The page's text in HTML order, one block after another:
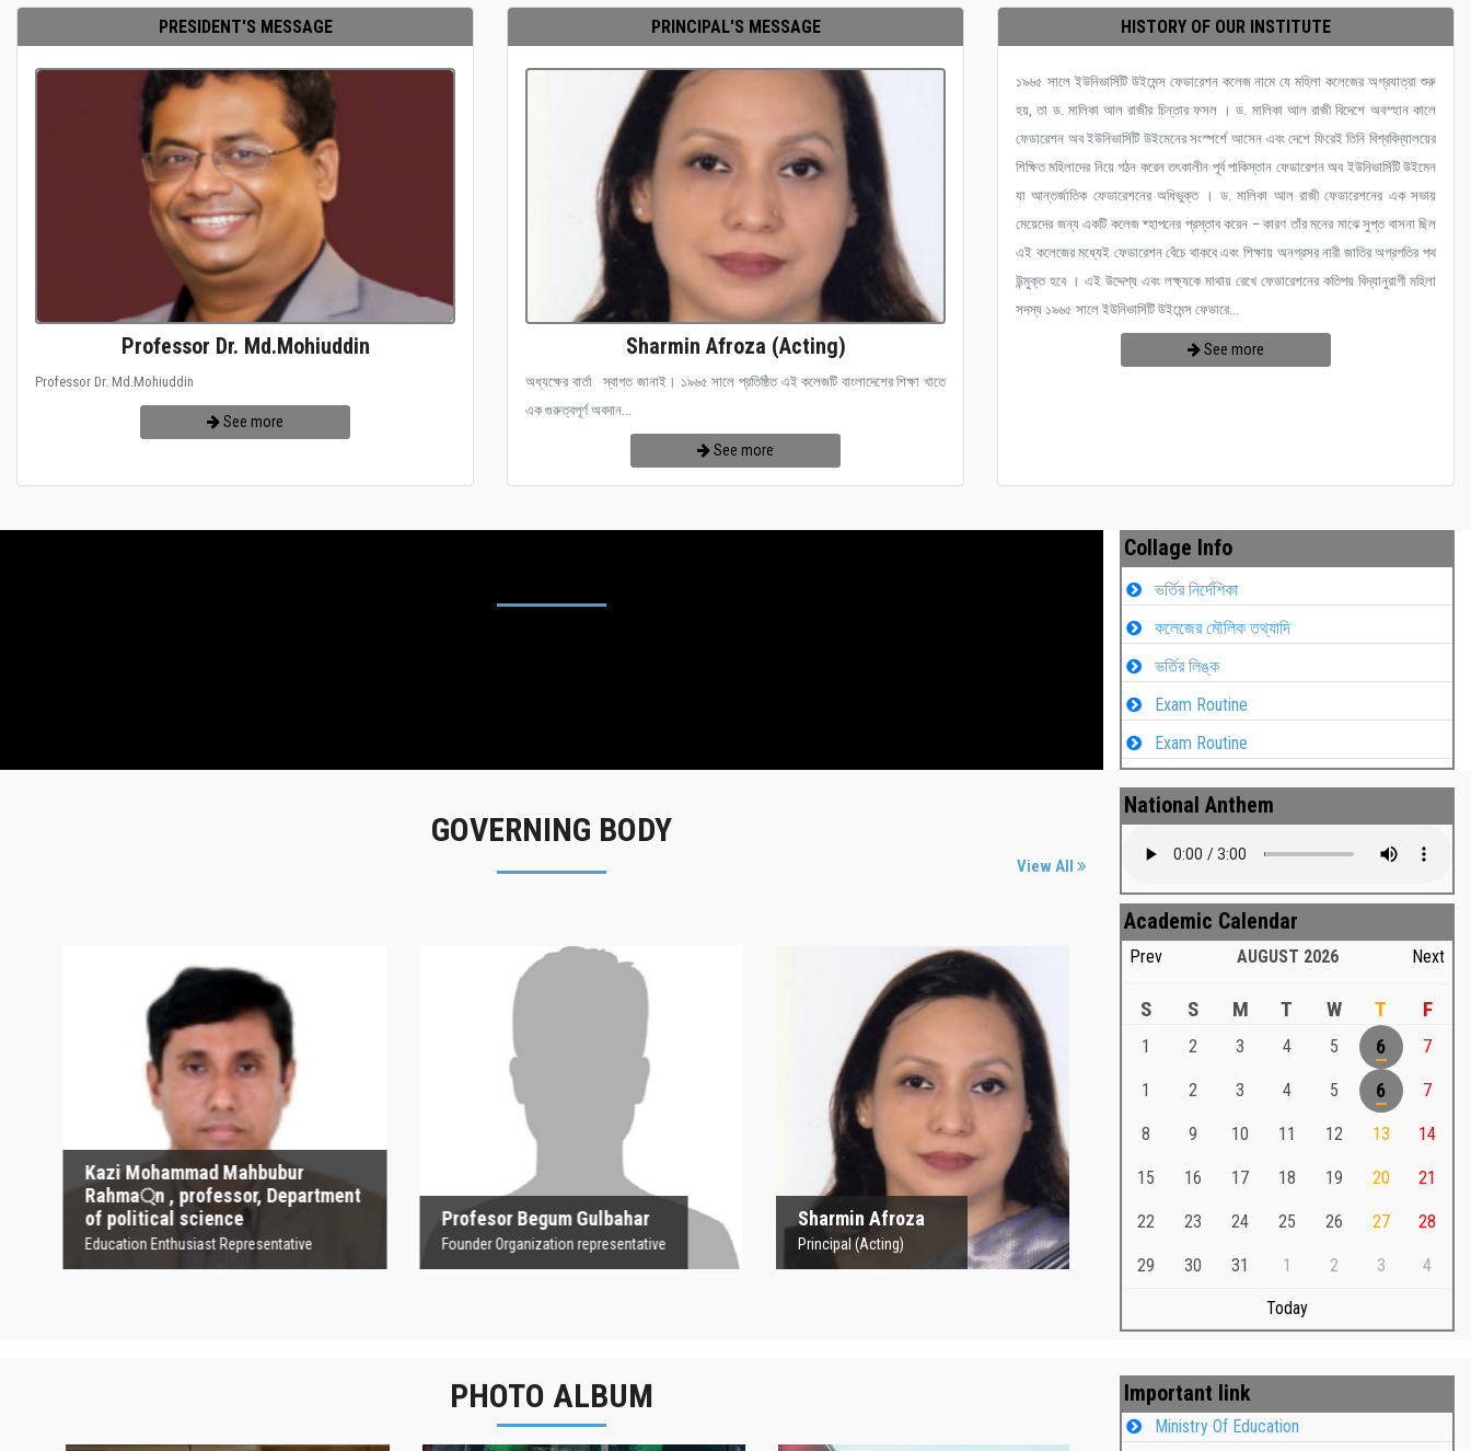
PRESIDENT'S MESSAGE
Professor Dr. Md.Mohiuddin
Professor Dr. Md.Mohiuddin
See more
PRINCIPAL'S MESSAGE
Sharmin Afroza (Acting)
অধ্যক্ষের বার্তা স্বাগত জানাই। ১৯৬৫ সালে প্রতিষ্ঠিত এই কলেজটি বাংলাদেশের শিক্ষা খাতে
এক গুরুত্বপূর্ণ অবদান...
See more
HISTORY OF OUR INSTITUTE
১৯৬৫ সালে ইউনিভার্সিটি উইমেন্স ফেডারেশন কলেজ নামে যে মহিলা কলেজের অগ্রযাত্রা শুরু
হয়, তা ড. মালিকা আল রাজীর চিন্তার ফসল । ড. মালিকা আল রাজী বিদেশে অবস্হান কালে
ফেডারেশন অব ইউনিভার্সিটি উইমেনের সংস্পর্শে আসেন এবং দেশে ফিরেই তিনি বিশ্ববিদ্যালয়ের
শিক্ষিত মহিলাদের নিয়ে গঠন করেন তৎকালীন পূর্ব পাকিস্তান ফেডারেশন অব ইউনিভার্সিটি উইমেন
যা আন্তর্জাতিক ফেডারেশনের অধিভুক্ত । ড. মালিকা আল রাজী ফেডারেশনের এক সভায়
মেয়েদের জন্য একটি কলেজ ষ্হাপনের প্রস্তাব করেন – কারণ তাঁর মনের মাঝে সুপ্ত বাসনা ছিল
এই কলেজের মধ্যেই ফেডারেশন বেঁচে থাকবে এবং শিক্ষায় অনগ্রসর নারী জাতির অগ্রগতির পথ
উন্মুক্ত হবে । এই উদ্দেশ্য এবং লক্ষ্যকে মাথায় রেখে ফেডারেশনের কতিপয় বিদ্যানুরাগী মহিলা
সদস্য ১৯৬৫ সালে ইউনিভার্সিটি উইমেন্স ফেডারে...
See more
Collage Info
ভর্তির নির্দেশিকা
কলেজের মৌলিক তথ্যাদি
ভর্তির লিঙ্ক
Exam Routine
Exam Routine
GOVERNING BODY
View All
Kazi Mohammad Mahbubur
Rahma্‌n , professor, Department
of political science
Education Enthusiast Representative
Kazi Mohammad
Mahbubur Rahma্‌n ,
professor, Department
of political science
Education Enthusiast Representative
Profesor Begum Gulbahar
Founder Organization representative
Profesor Begum
Gulbahar
Founder Organization representative
Sharmin Afroza
Principal (Acting)
Sharmin Afroza
Principal (Acting)
Md. Shafiullah Sarker
Md. Shafiullah Sarkar , Professor , Teacher
Md. Shafiullah Sarker
Md. Shafiullah Sarkar , Professor ,
Teacher Representative
National Anthem
Academic Calendar
Prev AUGUST 2026 Next
S S M T W T F
1 2 3 4 5 6 7
1 2 3 4 5 6 7
8 9 10 11 12 13 14
15 16 17 18 19 20 21
22 23 24 25 26 27 28
29 30 31 1 2 3 4
Today
PHOTO ALBUM Important link
Ministry Of Education